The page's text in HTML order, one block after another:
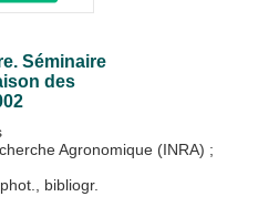
Séminaire
des
Agronomique (INRA) ;
bibliogr.